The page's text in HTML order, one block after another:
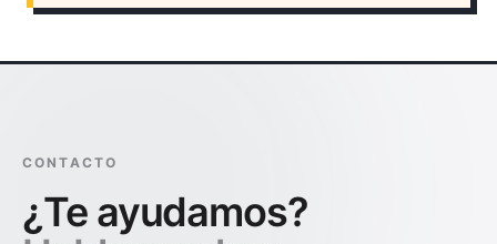
CONTACTO
¿Te ayudamos?